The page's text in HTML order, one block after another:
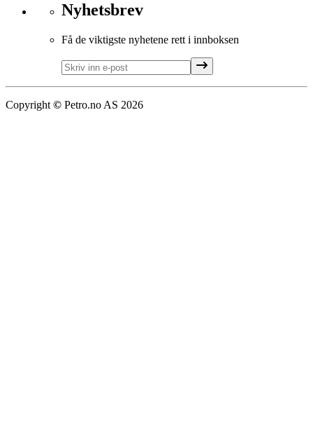
Nyhetsbrev
Få de viktigste nyhetene rett i innboksen
Copyright © Petro.no AS 2026